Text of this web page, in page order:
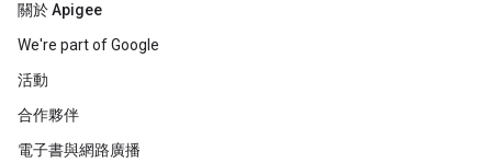
關於 Apigee
We're part of Google
活動
合作夥伴
電子書與網路廣播